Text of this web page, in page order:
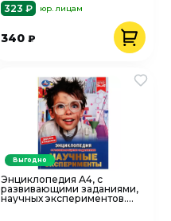
Умка
323 ₽ юр. лицам
340₽
Энциклопедия А4, с
развивающими заданиями,
научных экспериментов.
Выгодно